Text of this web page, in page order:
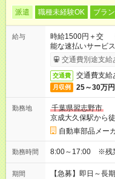
派遣 職種未経験OK ブラ
給与
時給1500円＋交
能な速払いサービ
交通費別途支給
交通費 交通費支給
月収例 25～30万円
勤務地
千葉県習志野市
京成大久保駅から
自動車部品メー
勤務時間 8:00～17:00 ※残
期間 【急募】即日～